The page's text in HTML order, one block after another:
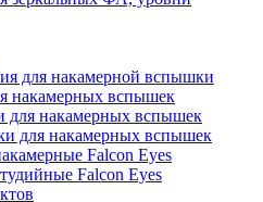
для накамерной вспышки
накамерных вспышек
для накамерных вспышек
для накамерных вспышек
Falcon Eyes
Falcon Eyes